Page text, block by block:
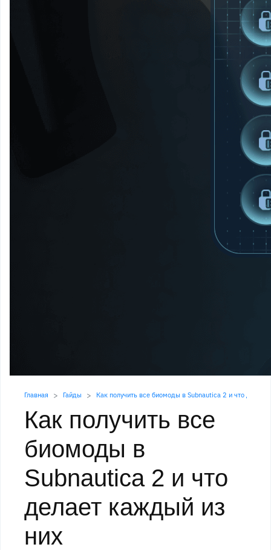
Главная Гайды Как получить все биомоды в Subnautica 2 и что
Как получить все
биомоды в
Subnautica 2 и что
делает каждый из
них